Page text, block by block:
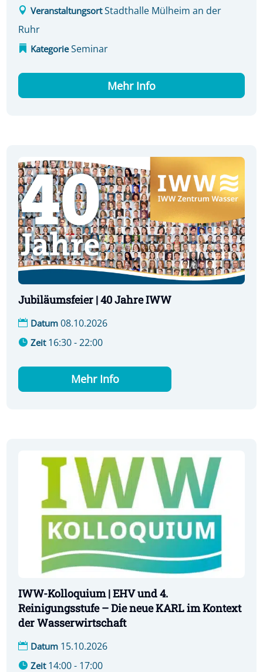
VeranstaltungsortStadthalle Mülheim an der
Ruhr
KategorieSeminar
Mehr Info
Jubiläumsfeier | 40 Jahre IWW
Datum08.10.2026
Zeit 16:30 - 22:00
Mehr Info
IWW-Kolloquium | EHV und 4.
Reinigungsstufe – Die neue KARL im Kontext
der Wasserwirtschaft
Datum 15.10.2026
Zeit 14:00 - 17:00